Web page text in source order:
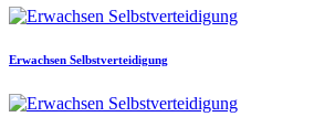
Erwachsen Selbstverteidigung